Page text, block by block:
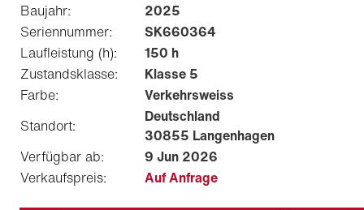
Baujahr:
2025
Seriennummer:
SK660364
Laufleistung (h):
150 h
Zustandsklasse:
Klasse 5
Farbe:
Verkehrsweiss
Standort:
Deutschland
30855 Langenhagen
Verfügbar ab:
9 Jun 2026
Verkaufspreis:
Auf Anfrage